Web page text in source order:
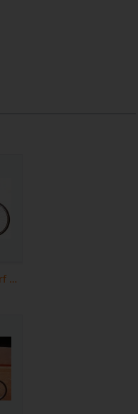
11-0055-extratourf web.jpg